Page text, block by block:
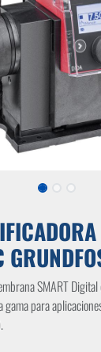
SMART
gama para